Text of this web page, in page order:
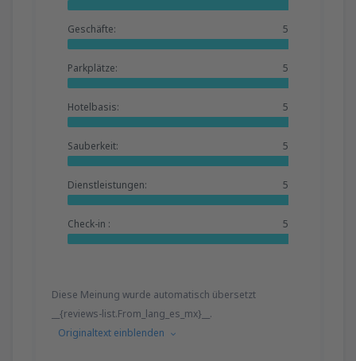
Geschäfte: 5
Parkplätze: 5
Hotelbasis: 5
Sauberkeit: 5
Dienstleistungen: 5
Check-in : 5
Diese Meinung wurde automatisch übersetzt
__{reviews-list.From_lang_es_mx}__.
Originaltext einblenden